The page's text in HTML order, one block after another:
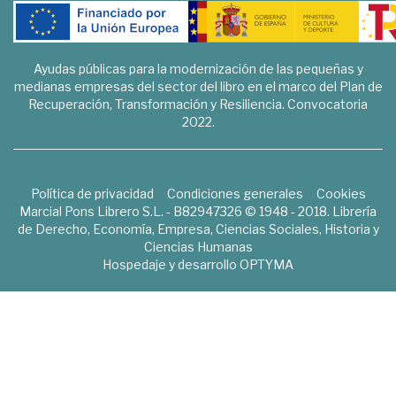
Ayudas públicas para la modernización de las pequeñas y
medianas empresas del sector del libro en el marco del Plan de
Recuperación, Transformación y Resiliencia. Convocatoria
2022.
Política de privacidad Condiciones generales
Cookies
Marcial Pons Librero S.L. - B82947326 © 1948 - 2018. Librería
de Derecho, Economía, Empresa, Ciencias Sociales, Historia y
Ciencias Humanas
Hospedaje y desarrollo OPTYMA